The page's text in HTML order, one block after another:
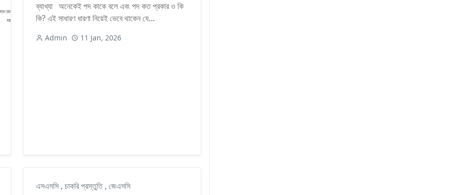
ব্যাখ্যা অনেকেই পদ কাকে বলে এবং পদ কত প্রকার ও কি
কি? এই সাধারণ ধারণা নিয়েই ভেবে থাকেন যে...
Admin 11 Jan, 2026
এসএসসি , চাকরি প্রস্তুতি, জেএসসি